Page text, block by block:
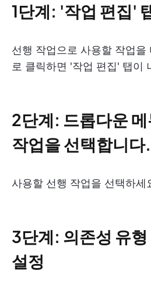
1단계: '작업 편집'
선행 작업으로 사용할 작업을
로 클릭하면 '작업 편집' 탭이
2단계: 드롭다운
작업을 선택합니다.
사용할 선행 작업을 선택하세
3단계: 의존성 유
설정